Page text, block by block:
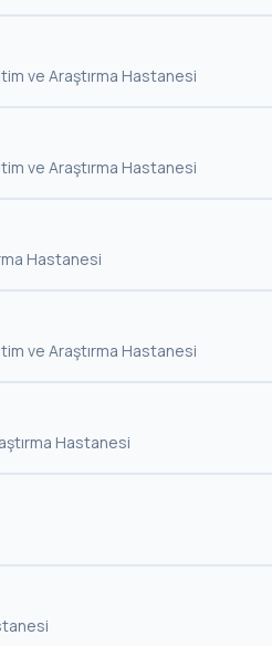
ve Araştırma Hastanesi
ve Araştırma Hastanesi
Hastanesi
ve Araştırma Hastanesi
Hastanesi